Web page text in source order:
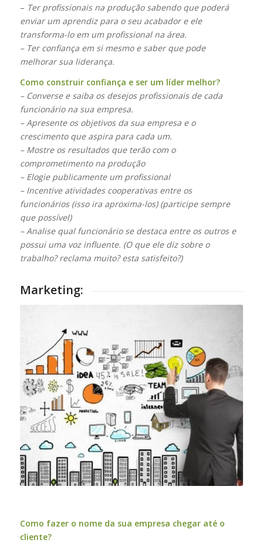
– Ter profissionais na produção sabendo que poderá
enviar um aprendiz para o seu acabador e ele
transforma-lo em um profissional na área.
– Ter confiança em si mesmo e saber que pode
melhorar sua liderança.
Como construir confiança e ser um líder melhor?
– Converse e saiba os desejos profissionais de cada
funcionário na sua empresa.
– Apresente os objetivos da sua empresa e o
crescimento que aspira para cada um.
– Mostre os resultados que terão com o
comprometimento na produção
– Elogie publicamente um profissional
– Incentive atividades cooperativas entre os
funcionários (isso ira aproxima-los) (participe sempre
que possível)
– Analise qual funcionário se destaca entre os outros e
possui uma voz influente. (O que ele diz sobre o
trabalho? reclama muito? esta satisfeito?)
Marketing:
Como fazer o nome da sua empresa chegar até o
cliente?